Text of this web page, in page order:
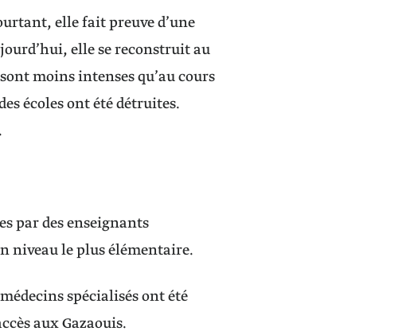
elle fait preuve d’une
elle se reconstruit au
moins intenses qu’au cours
écoles ont été détruites.
par des enseignants
niveau le plus élémentaire.
spécialisés ont été
aux Gazaouis.